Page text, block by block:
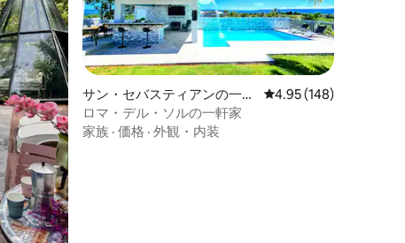
サン・セバスティアンの一軒
家
レビュー148件、5つ
4.95 (148)
ロマ・デル・ソルの一軒家
家族 · 価格 · 外観・内装